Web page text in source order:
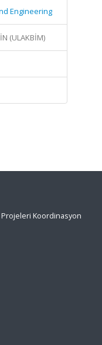
Engineering
(ULAKBİM)
Projeleri Koordinasyon